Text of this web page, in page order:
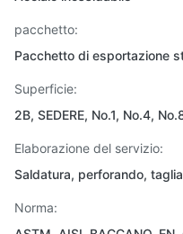
pacchetto:
Pacchetto di esportazione
Superficie:
2B, SEDERE, No.1, No.4,
Elaborazione del servizio:
Saldatura, perforando,
Norma: